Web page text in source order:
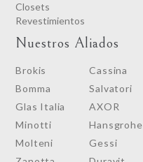
Closets
Revestimientos
Nuestros Aliados
Brokis
Bomma
Glas Italia
Minotti
Molteni
Cassina
Salvatori
AXOR
Hansgrohe
Gessi